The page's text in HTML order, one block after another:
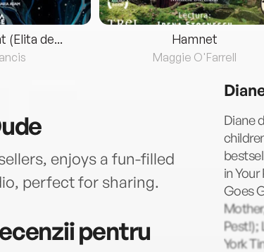
(Elita de... Hamnet
Maggie O'Farrell
enjoys a fun-filled
perfect for sharing.
pentru
Diane
in
Goes
Pest!);
York